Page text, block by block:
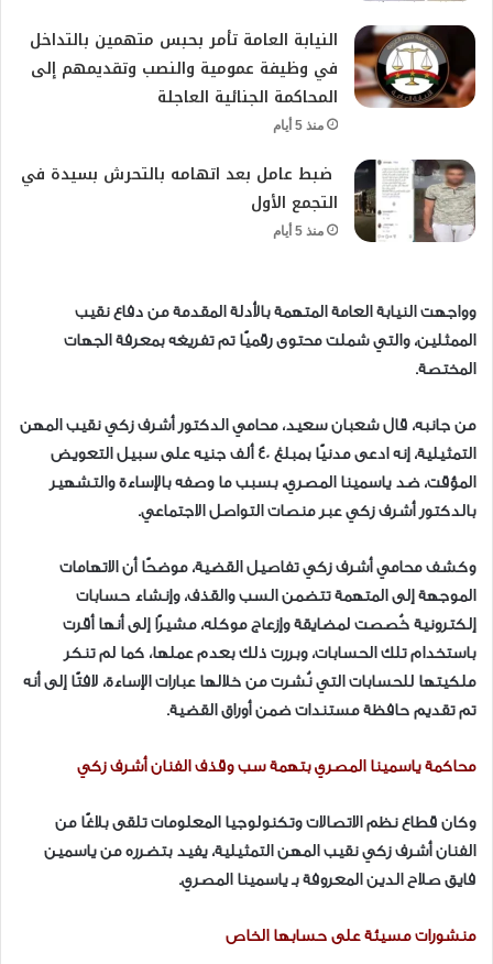
النيابة العامة تأمر بحبس متهمين بالتداخل
في وظيفة عمومية والنصب وتقديمهم إلى
المحاكمة الجنائية العاجلة
منذ 5 أيام
ضبط عامل بعد اتهامه بالتحرش بسيدة في
التجمع الأول
منذ 5 أيام
وواجهت النيابة العامة المتهمة بالأدلة المقدمة من دفاع نقيب
الممثلين، والتي شملت محتوى رقميًا تم تفريغه بمعرفة الجهات
المختصة.
من جانبه، قال شعبان سعيد، محامي الدكتور أشرف زكي نقيب المهن
التمثيلية، إنه ادعى مدنيًا بمبلغ 40 ألف جنيه على سبيل التعويض
المؤقت، ضد ياسمينا المصري، بسبب ما وصفه بالإساءة والتشهير
بالدكتور أشرف زكي عبر منصات التواصل الاجتماعي.
وكشف محامي أشرف زكي تفاصيل القضية، موضحًا أن الاتهامات
الموجهة إلى المتهمة تتضمن السب والقذف، وإنشاء حسابات
إلكترونية خُصصت لمضايقة وإزعاج موكله، مشيرًا إلى أنها أقرت
باستخدام تلك الحسابات، وبررت ذلك بعدم عملها، كما لم تنكر
ملكيتها للحسابات التي نُشرت من خلالها عبارات الإساءة، لافتًا إلى أنه
تم تقديم حافظة مستندات ضمن أوراق القضية.
محاكمة ياسمينا المصري بتهمة سب وقذف الفنان أشرف زكي
وكان قطاع نظم الاتصالات وتكنولوجيا المعلومات تلقى بلاغًا من
الفنان أشرف زكي نقيب المهن التمثيلية، يفيد بتضرره من ياسمين
فايق صلاح الدين المعروفة بـ ياسمينا المصري.
منشورات مسيئة على حسابها الخاص